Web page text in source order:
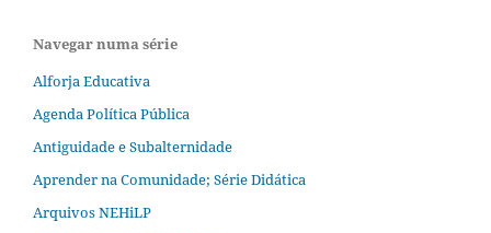
Navegar numa série
Alforja Educativa
Agenda Política Pública
Antiguidade e Subalternidade
Aprender na Comunidade; Série Didática
Arquivos NEHiLP